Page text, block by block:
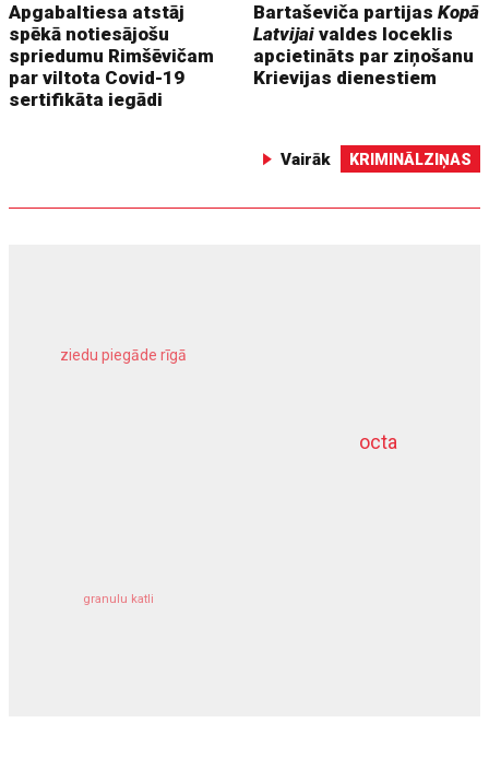
Apgabaltiesa atstāj
spēkā notiesājošu
spriedumu Rimšēvičam
par viltota Covid-19
sertifikāta iegādi
Bartaševiča partijasKopā
Latvijai valdes loceklis
apcietināts par ziņošanu
Krievijas dienestiem
Vairāk KRIMINĀLZIŅAS
octa
ziedu piegāde rīgā
granulu katli
dziļurbums